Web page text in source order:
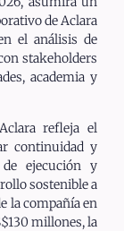
de Aclara
el análisis de
stakeholders
academia y
refleja el
continuidad y
de ejecución y
sostenible a
la compañía en
millones, la